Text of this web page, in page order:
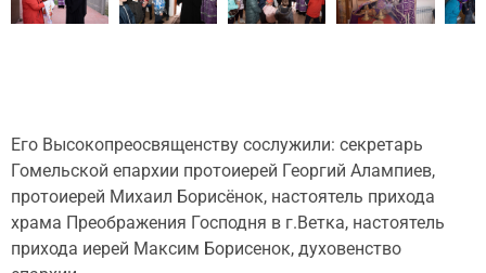
Его Высокопреосвященству сослужили: секретарь
Гомельской епархии протоиерей Георгий Алампиев,
протоиерей Михаил Борисёнок, настоятель прихода
храма Преображения Господня в г.Ветка, настоятель
прихода иерей Максим Борисенок, духовенство